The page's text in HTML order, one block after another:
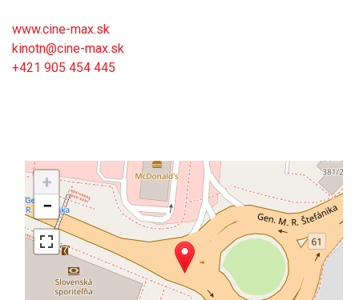
www.cine-max.sk
kinotn@cine-max.sk
+421 905 454 445
+
−